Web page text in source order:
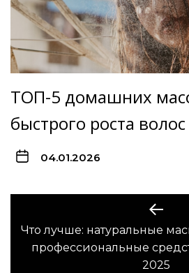
ТОП-5 домашних
быстрого роста волос
04.01.2026
по
записям
Что лучше: натуральные
профессиональные
2025